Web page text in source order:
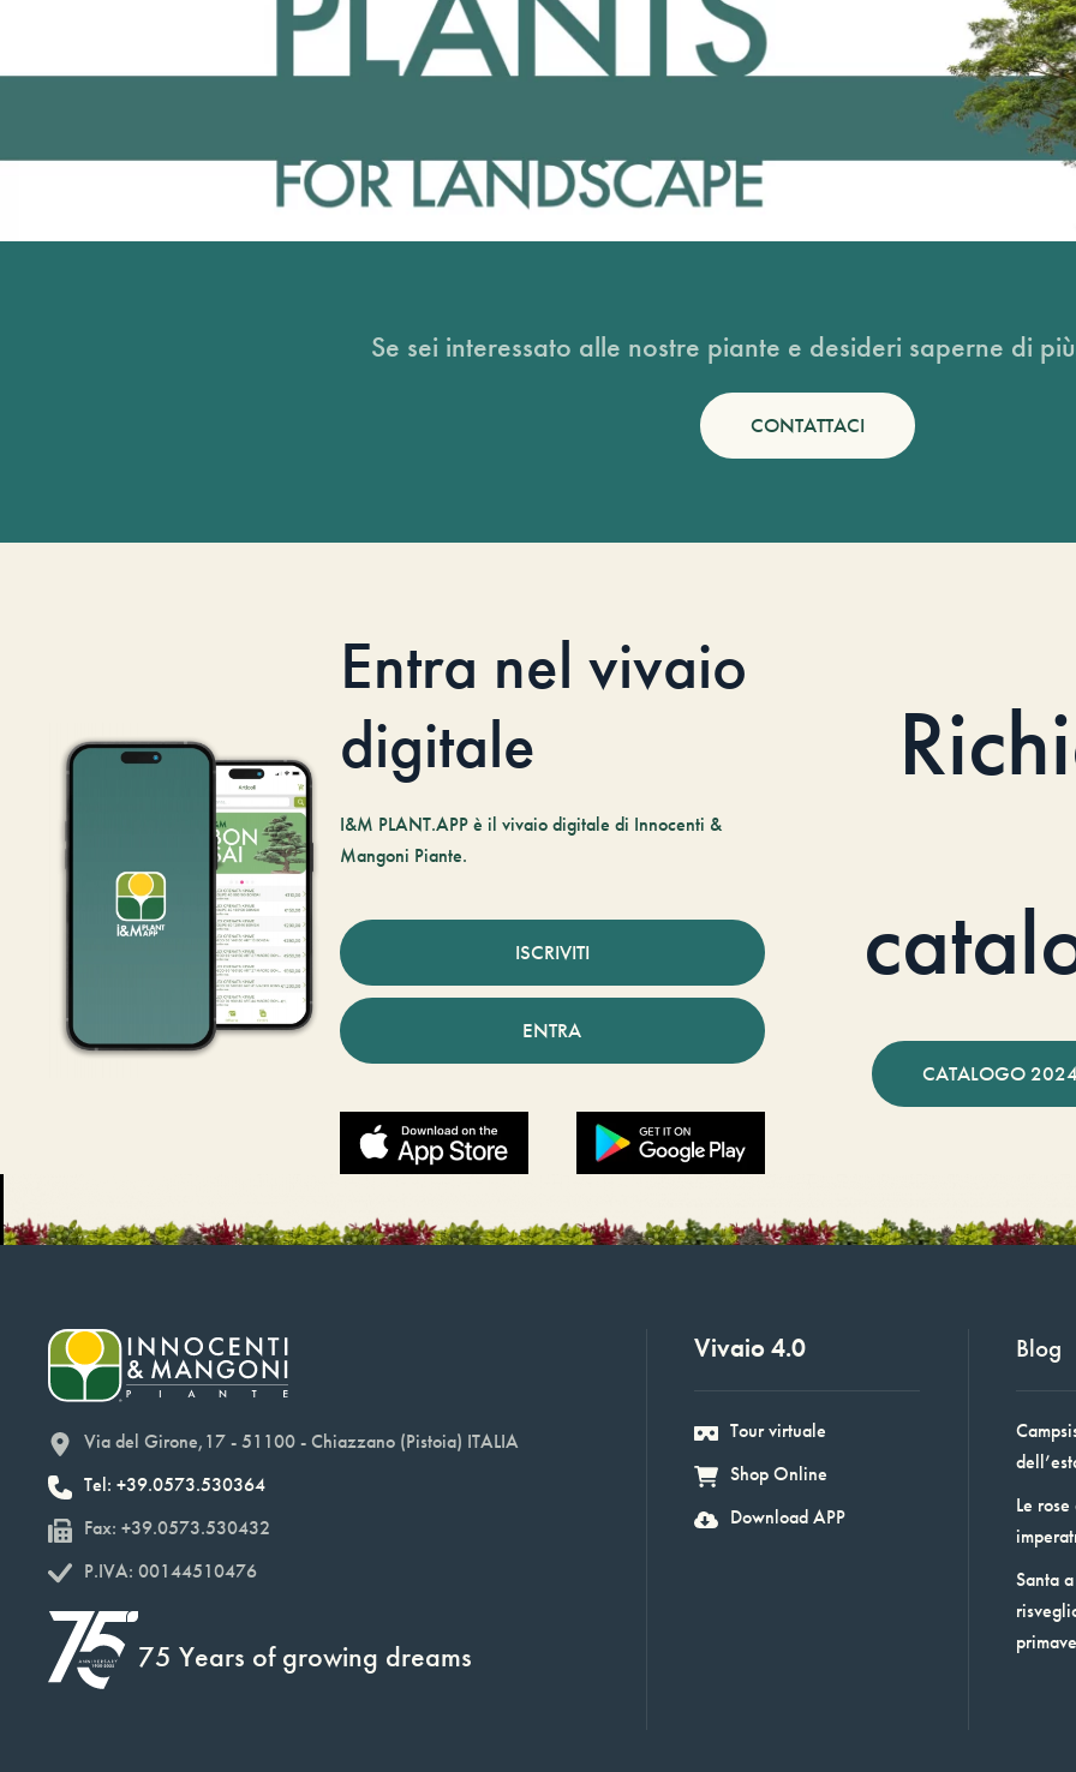
Se sei interessato alle nostre piante e desideri saperne di
CONTATTACI
Entra nel vivaio
digitale
I&M PLANT.APP è il vivaio digitale di Innocenti &
Mangoni Piante.
ISCRIVITI
ENTRA
CATALOGO
Via del Girone,17 - 51100 - Chiazzano (Pistoia) ITALIA
Tel: +39.0573.530364
Fax: +39.0573.530432
P.IVA: 00144510476
75 Years of growing dreams
Vivaio 4.0
Tour virtuale
Shop Online
Download APP
Blog
Le
Santa